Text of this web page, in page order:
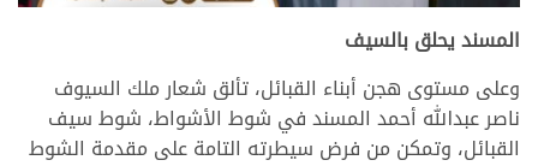
المسند يحلق بالسيف
وعلى مستوى هجن أبناء القبائل، تألق شعار ملك السيوف
ناصر عبدالله أحمد المسند في شوط الأشواط، شوط سيف
القبائل، وتمكن من فرض سيطرته التامة على مقدمة الشوط